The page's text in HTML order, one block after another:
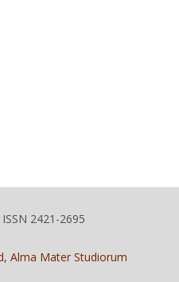
ISSN 2421-2695
Alma Mater Studiorum